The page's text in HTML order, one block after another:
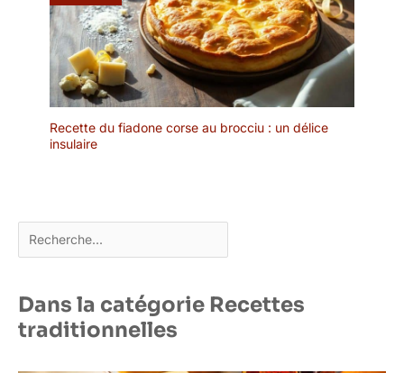
Recette du fiadone corse au brocciu : un délice
insulaire
Rechercher
Dans la catégorie Recettes
traditionnelles